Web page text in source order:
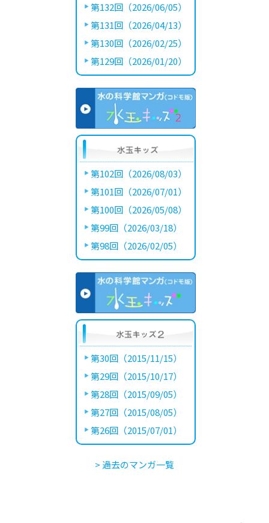
第132回（2026/06/05）
第131回（2026/04/13）
第130回（2026/02/25）
第129回（2026/01/20）
第102回（2026/08/03）
第101回（2026/07/01）
第100回（2026/05/08）
第99回（2026/03/18）
第98回（2026/02/05）
第30回（2015/11/15）
第29回（2015/10/17）
第28回（2015/09/05）
第27回（2015/08/05）
第26回（2015/07/01）
> 過去のマンガ一覧